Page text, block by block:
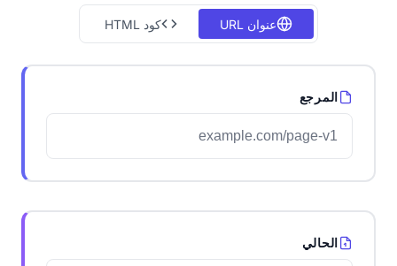
عنوان URL كود HTML
المرجع
الحالي